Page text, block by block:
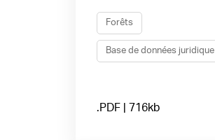
Forêts
Base de données juridique
.PDF | 716kb